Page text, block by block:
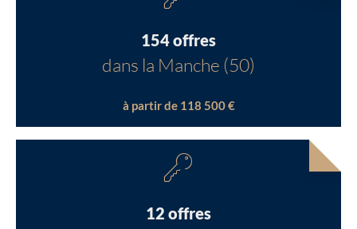
154 offres
dans la Manche (50)
à partir de 118 500 €
12 offres